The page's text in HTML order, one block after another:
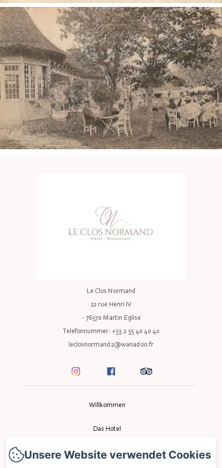
Le Clos Normand
22 rue Henri IV
- 76370 Martin Eglise
Telefonnummer: +33 2 35 40 40 40
leclosnormand2@wanadoo.fr
Willkommen
Das Hotel
Das Restaurant
Unsere Website verwendet Cookies